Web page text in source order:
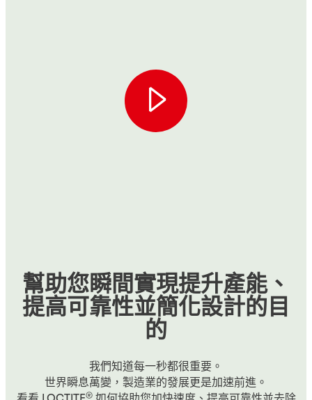
幫助您瞬間實現提升產能、
提高可靠性並簡化設計的目
的
我們知道每一秒都很重要。
世界瞬息萬變，製造業的發展更是加速前進。
®